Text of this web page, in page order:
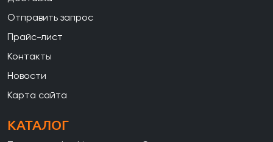
Отправить запрос
Прайс-лист
Контакты
Новости
Карта сайта
КАТАЛОГ